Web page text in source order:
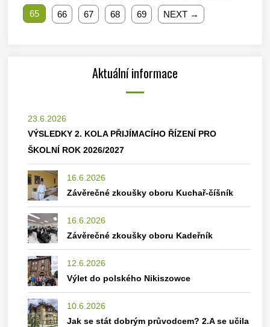
65 66 67 68 69 NEXT →
Aktuální informace
23.6.2026
VÝSLEDKY 2. KOLA PŘIJÍMACÍHO ŘÍZENÍ PRO
ŠKOLNÍ ROK 2026/2027
16.6.2026
Závěrečné zkoušky oboru Kuchař-číšník
16.6.2026
Závěrečné zkoušky oboru Kadeřník
12.6.2026
Výlet do polského Nikiszowce
10.6.2026
Jak se stát dobrým průvodcem? 2.A se učila